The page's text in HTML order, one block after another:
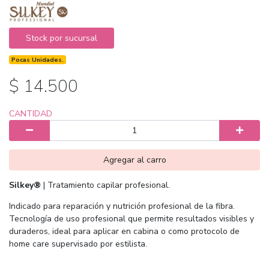
Stock por sucursal
Pocas Unidades.
$ 14.500
CANTIDAD
Agregar al carro
Silkey® | Tratamiento capilar profesional.
Indicado para reparación y nutrición profesional de la fibra.
Tecnología de uso profesional que permite resultados visibles y
duraderos, ideal para aplicar en cabina o como protocolo de
home care supervisado por estilista.